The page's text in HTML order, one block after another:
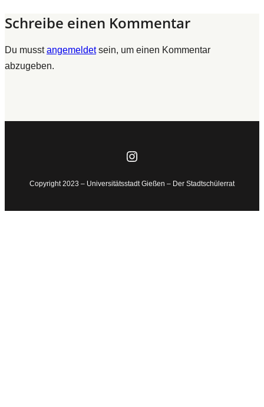
Schreibe einen Kommentar
Du musstangemeldetsein, um einen Kommentar
abzugeben.
Instagram
Copyright 2023 – Universitätsstadt Gießen – Der Stadtschülerrat